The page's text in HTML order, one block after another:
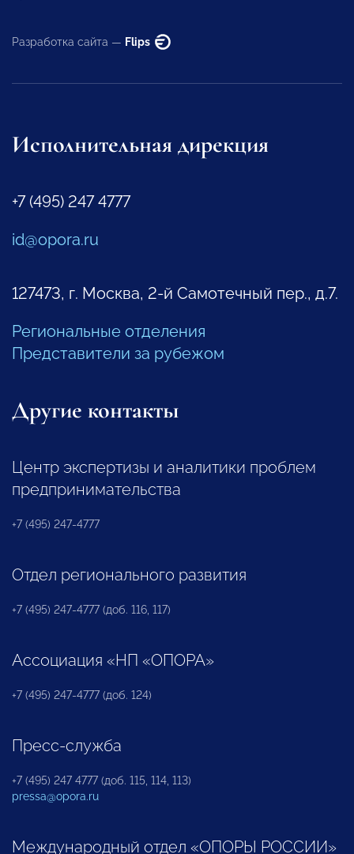
Разработка сайта — Flips
Исполнительная дирекция
+7 (495) 247 4777
id@opora.ru
127473, г. Москва, 2-й Самотечный пер., д.7.
Региональные отделения
Представители за рубежом
Другие контакты
Центр экспертизы и аналитики проблем
предпринимательства
+7 (495) 247-4777
Отдел регионального развития
+7 (495) 247-4777 (доб. 116, 117)
Ассоциация «НП «ОПОРА»
+7 (495) 247-4777 (доб. 124)
Пресс-служба
+7 (495) 247 4777 (доб. 115, 114, 113)
pressa@opora.ru
Международный отдел «ОПОРЫ РОССИИ»